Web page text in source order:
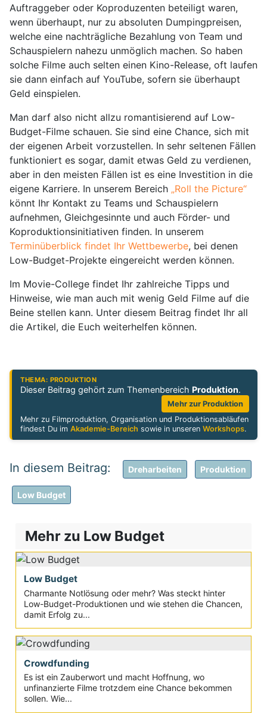
Auftraggeber oder Koproduzenten beteiligt waren,
wenn überhaupt, nur zu absoluten Dumpingpreisen,
welche eine nachträgliche Bezahlung von Team und
Schauspielern nahezu unmöglich machen. So haben
solche Filme auch selten einen Kino-Release, oft laufen
sie dann einfach auf YouTube, sofern sie überhaupt
Geld einspielen.
Man darf also nicht allzu romantisierend auf Low-
Budget-Filme schauen. Sie sind eine Chance, sich mit
der eigenen Arbeit vorzustellen. In sehr seltenen Fällen
funktioniert es sogar, damit etwas Geld zu verdienen,
aber in den meisten Fällen ist es eine Investition in die
eigene Karriere. In unserem Bereich „Roll the Picture“
könnt Ihr Kontakt zu Teams und Schauspielern
aufnehmen, Gleichgesinnte und auch Förder- und
Koproduktionsinitiativen finden. In unserem
Terminüberblick findet Ihr Wettbewerbe, bei denen
Low-Budget-Projekte eingereicht werden können.
Im Movie-College findet Ihr zahlreiche Tipps und
Hinweise, wie man auch mit wenig Geld Filme auf die
Beine stellen kann. Unter diesem Beitrag findet Ihr all
die Artikel, die Euch weiterhelfen können.
THEMA: PRODUKTION
Dieser Beitrag gehört zum Themenbereich Produktion.
Mehr zur Produktion
Mehr zu Filmproduktion, Organisation und Produktionsabläufen
findest Du imAkademie-Bereich sowie in unserenWorkshops.
Dreharbeiten Produktion
Low Budget
Mehr zu Low Budget
Low Budget
Charmante Notlösung oder mehr? Was steckt hinter
Low-Budget-Produktionen und wie stehen die Chancen,
damit Erfolg zu...
Crowdfunding
Es ist ein Zauberwort und macht Hoffnung, wo
unfinanzierte Filme trotzdem eine Chance bekommen
sollen. Wie...